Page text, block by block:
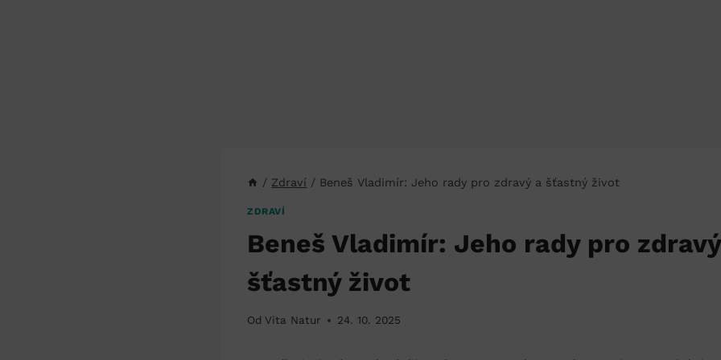
/ Zdraví / Beneš Vladimír: Jeho rady pro zdravý a šťastný život
ZDRAVÍ
Beneš Vladimír: Jeho rady pro
šťastný život
Od Vita Natur 24. 10. 2025